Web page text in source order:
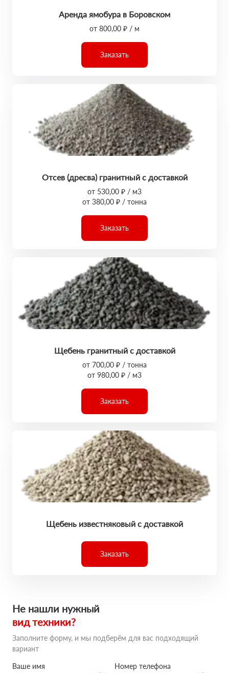
Аренда ямобура в Боровском
от 800,00 ₽ / м
Заказать
Отсев (дресва) гранитный с доставкой
от 530,00 ₽ / м3
от 380,00 ₽ / тонна
Заказать
Щебень гранитный с доставкой
от 700,00 ₽ / тонна
от 980,00 ₽ / м3
Заказать
Щебень известняковый с доставкой
Заказать
Не нашли нужный
вид техники?
Заполните форму, и мы подберём для вас подходящий
вариант
Ваше имя
Номер телефона